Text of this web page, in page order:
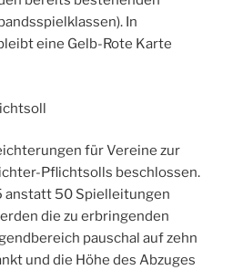
In
eine Gelb-Rote Karte
für Vereine zur
Pflichtsolls beschlossen.
anstatt 50 Spielleitungen
die zu erbringenden
pauschal auf zehn
und die Höhe des Abzuges